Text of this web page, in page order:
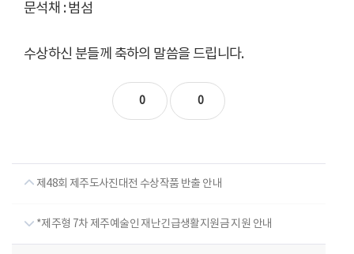
문석채 : 범섬
수상하신 분들께 축하의 말씀을 드립니다.
0 0
제48회 제주도사진대전 수상작품 반출 안내
*제주형 7차 제주예술인 재난긴급생활지원금 지원 안내